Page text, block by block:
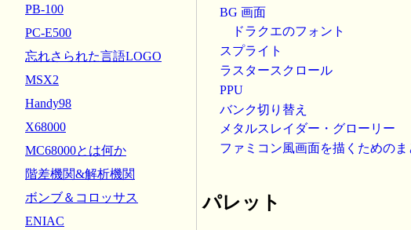
BG 画面
ドラクエのフォント
スプライト
ラスタースクロール
PPU
バンク切り替え
メタルスレイダー・グローリー
ファミコン風画面を描くためのま
パレット
PB-100
PC-E500
忘れさられた言語LOGO
MSX2
Handy98
X68000
MC68000とは何か
階差機関&解析機関
ボンブ＆コロッサス
ENIAC